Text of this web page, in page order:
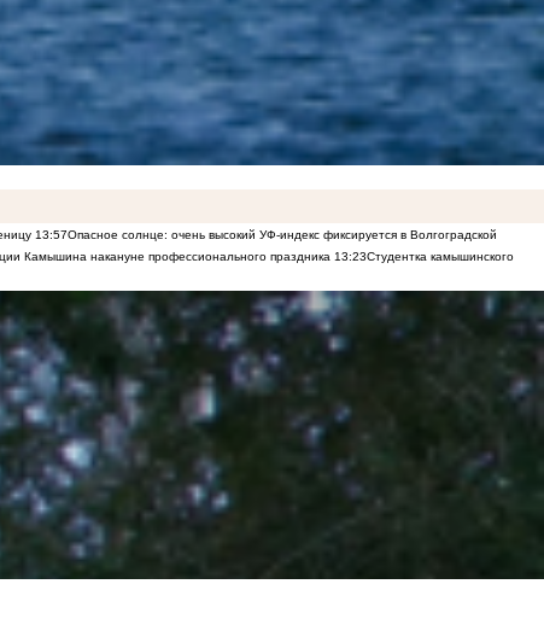
13:57Опасное солнце: очень высокий УФ-индекс фиксируется в Волгоградской
Камышина накануне профессионального праздника 13:23Студентка камышинского